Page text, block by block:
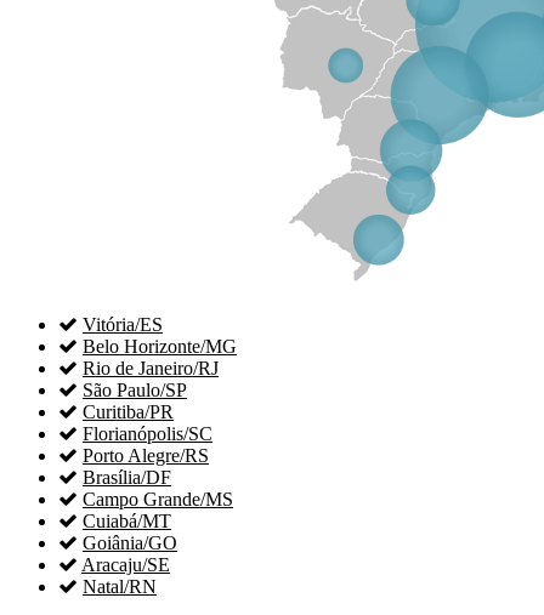
 Vitória/ES
 Belo Horizonte/MG
 Rio de Janeiro/RJ
 São Paulo/SP
 Curitiba/PR
 Florianópolis/SC
 Porto Alegre/RS
 Brasília/DF
 Campo Grande/MS
 Cuiabá/MT
 Goiânia/GO
 Aracaju/SE
 Natal/RN